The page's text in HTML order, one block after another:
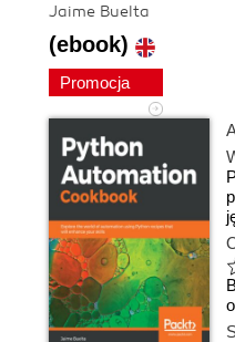
Jaime Buelta
(ebook)
Promocja